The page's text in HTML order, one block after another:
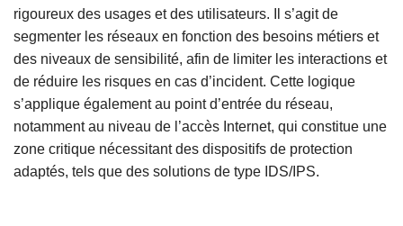
rigoureux des usages et des utilisateurs. Il s’agit de
segmenter les réseaux en fonction des besoins métiers et
des niveaux de sensibilité, afin de limiter les interactions et
de réduire les risques en cas d’incident. Cette logique
s’applique également au point d’entrée du réseau,
notamment au niveau de l’accès Internet, qui constitue une
zone critique nécessitant des dispositifs de protection
adaptés, tels que des solutions de type IDS/IPS.